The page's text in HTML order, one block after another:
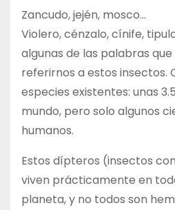
Zancudo, jején, mosco…
Violero, cénzalo, cínife,
algunas de las palabras
referirnos a estos insectos.
especies existentes: unas
mundo, pero solo algunos
humanos.
Estos dípteros (insectos
viven prácticamente en
planeta, y no todos son